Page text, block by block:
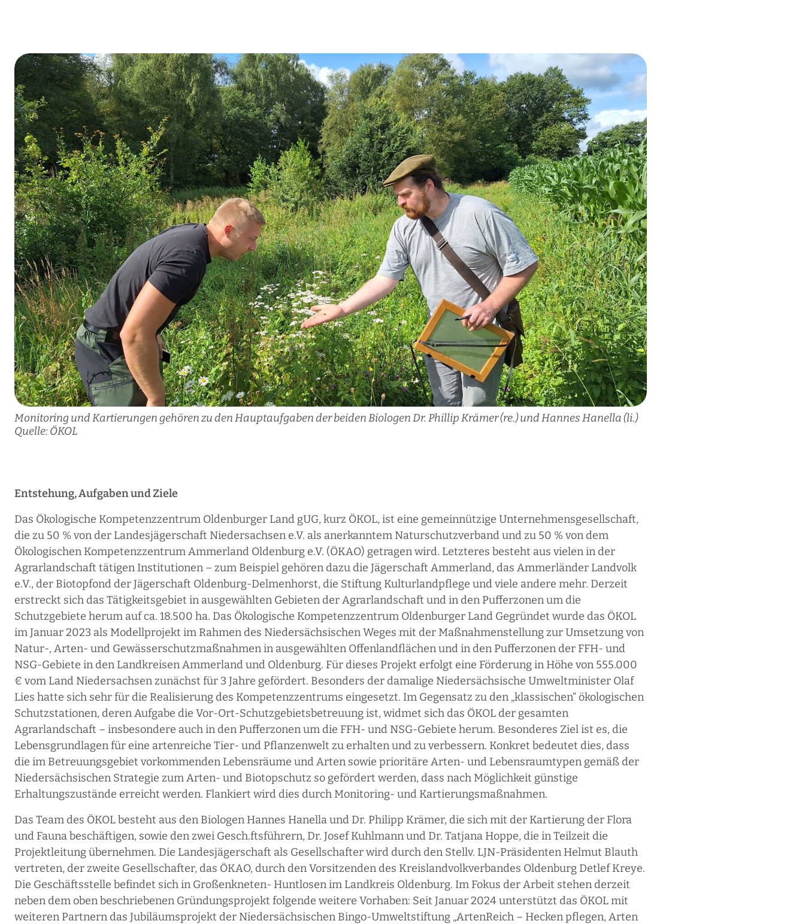
Monitoring und Kartierungen gehören zu den Hauptaufgaben der beiden Biologen Dr. Phillip Krämer (re.) und Hannes Hanella (li.)
Quelle: ÖKOL
Entstehung, Aufgaben und Ziele
Das Ökologische Kompetenzzentrum Oldenburger Land gUG, kurz ÖKOL, ist eine gemeinnützige Unternehmensgesellschaft,
die zu 50 % von der Landesjägerschaft Niedersachsen e.V. als anerkanntem Naturschutzverband und zu 50 % von dem
Ökologischen Kompetenzzentrum Ammerland Oldenburg e.V. (ÖKAO) getragen wird. Letzteres besteht aus vielen in der
Agrarlandschaft tätigen Institutionen – zum Beispiel gehören dazu die Jägerschaft Ammerland, das Ammerländer Landvolk
e.V., der Biotopfond der Jägerschaft Oldenburg-Delmenhorst, die Stiftung Kulturlandpflege und viele andere mehr. Derzeit
erstreckt sich das Tätigkeitsgebiet in ausgewählten Gebieten der Agrarlandschaft und in den Pufferzonen um die
Schutzgebiete herum auf ca. 18.500 ha. Das Ökologische Kompetenzzentrum Oldenburger Land Gegründet wurde das ÖKOL
im Januar 2023 als Modellprojekt im Rahmen des Niedersächsischen Weges mit der Maßnahmenstellung zur Umsetzung von
Natur-, Arten- und Gewässerschutzmaßnahmen in ausgewählten Offenlandflächen und in den Pufferzonen der FFH- und
NSG-Gebiete in den Landkreisen Ammerland und Oldenburg. Für dieses Projekt erfolgt eine Förderung in Höhe von 555.000
€ vom Land Niedersachsen zunächst für 3 Jahre gefördert. Besonders der damalige Niedersächsische Umweltminister Olaf
Lies hatte sich sehr für die Realisierung des Kompetenzzentrums eingesetzt. Im Gegensatz zu den „klassischen“ ökologischen
Schutzstationen, deren Aufgabe die Vor-Ort-Schutzgebietsbetreuung ist, widmet sich das ÖKOL der gesamten
Agrarlandschaft – insbesondere auch in den Pufferzonen um die FFH- und NSG-Gebiete herum. Besonderes Ziel ist es, die
Lebensgrundlagen für eine artenreiche Tier- und Pflanzenwelt zu erhalten und zu verbessern. Konkret bedeutet dies, dass
die im Betreuungsgebiet vorkommenden Lebensräume und Arten sowie prioritäre Arten- und Lebensraumtypen gemäß der
Niedersächsischen Strategie zum Arten- und Biotopschutz so gefördert werden, dass nach Möglichkeit günstige
Erhaltungszustände erreicht werden. Flankiert wird dies durch Monitoring- und Kartierungsmaßnahmen.
Das Team des ÖKOL besteht aus den Biologen Hannes Hanella und Dr. Philipp Krämer, die sich mit der Kartierung der Flora
und Fauna beschäftigen, sowie den zwei Gesch.ftsführern, Dr. Josef Kuhlmann und Dr. Tatjana Hoppe, die in Teilzeit die
Projektleitung übernehmen. Die Landesjägerschaft als Gesellschafter wird durch den Stellv. LJN-Präsidenten Helmut Blauth
vertreten, der zweite Gesellschafter, das ÖKAO, durch den Vorsitzenden des Kreislandvolkverbandes Oldenburg Detlef Kreye.
Die Geschäftsstelle befindet sich in Großenkneten- Huntlosen im Landkreis Oldenburg. Im Fokus der Arbeit stehen derzeit
neben dem oben beschriebenen Gründungsprojekt folgende weitere Vorhaben: Seit Januar 2024 unterstützt das ÖKOL mit
weiteren Partnern das Jubiläumsprojekt der Niedersächsischen Bingo-Umweltstiftung „ArtenReich – Hecken pflegen, Arten